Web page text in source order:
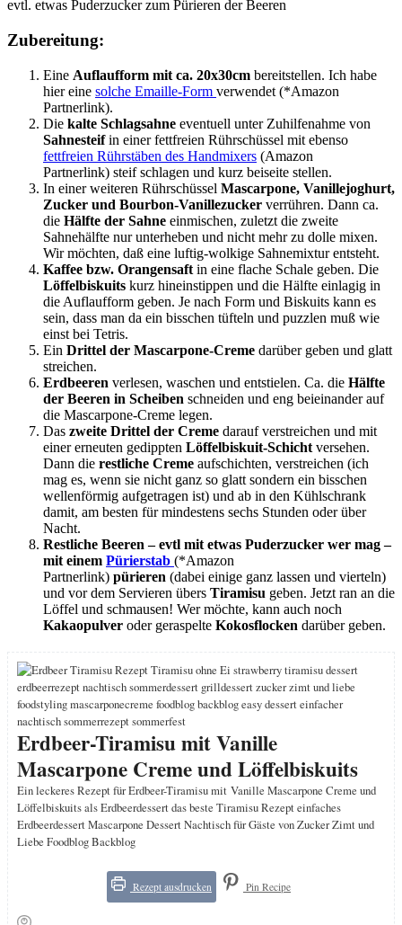
evtl. etwas Puderzucker zum Pürieren der Beeren
Zubereitung:
Eine Auflaufform mit ca. 20x30cm bereitstellen. Ich habe
hier eine solche Emaille-Form verwendet (*Amazon
Partnerlink).
Die kalte Schlagsahne eventuell unter Zuhilfenahme von
Sahnesteifin einer fettfreien Rührschüssel mit ebenso
fettfreien Rührstäben des Handmixers (Amazon
Partnerlink) steif schlagen und kurz beiseite stellen.
In einer weiteren Rührschüssel Mascarpone, Vanillejoghurt,
Zucker und Bourbon-Vanillezucker verrühren. Dann ca.
die Hälfte der Sahne einmischen, zuletzt die zweite
Sahnehälfte nur unterheben und nicht mehr zu dolle mixen.
Wir möchten, daß eine luftig-wolkige Sahnemixtur entsteht.
Kaffee bzw. Orangensaft in eine flache Schale geben. Die
Löffelbiskuits kurz hineinstippen und die Hälfte einlagig in
die Auflaufform geben. Je nach Form und Biskuits kann es
sein, dass man da ein bisschen tüfteln und puzzlen muß wie
einst bei Tetris.
Ein Drittel der Mascarpone-Creme darüber geben und glatt
streichen.
Erdbeeren verlesen, waschen und entstielen. Ca. die Hälfte
der Beeren in Scheiben schneiden und eng beieinander auf
die Mascarpone-Creme legen.
Das zweite Drittel der Creme darauf verstreichen und mit
einer erneuten gedippten Löffelbiskuit-Schicht versehen.
Dann die restliche Creme aufschichten, verstreichen (ich
mag es, wenn sie nicht ganz so glatt sondern ein bisschen
wellenförmig aufgetragen ist) und ab in den Kühlschrank
damit, am besten für mindestens sechs Stunden oder über
Nacht.
Restliche Beeren – evtl mit etwas Puderzucker wer mag –
mit einem Pürierstab (*Amazon
Partnerlink) pürieren (dabei einige ganz lassen und vierteln)
und vor dem Servieren übers Tiramisu geben. Jetzt ran an die
Löffel und schmausen! Wer möchte, kann auch noch
Kakaopulver oder geraspelte Kokosflocken darüber geben.
Erdbeer-Tiramisu mit Vanille
Mascarpone Creme und Löffelbiskuits
Ein leckeres Rezept für Erdbeer-Tiramisu mit Vanille Mascarpone Creme und
Löffelbiskuits als Erdbeerdessert das beste Tiramisu Rezept einfaches
Erdbeerdessert Mascarpone Dessert Nachtisch für Gäste von Zucker Zimt und
Liebe Foodblog Backblog
Rezept ausdrucken Pin Recipe